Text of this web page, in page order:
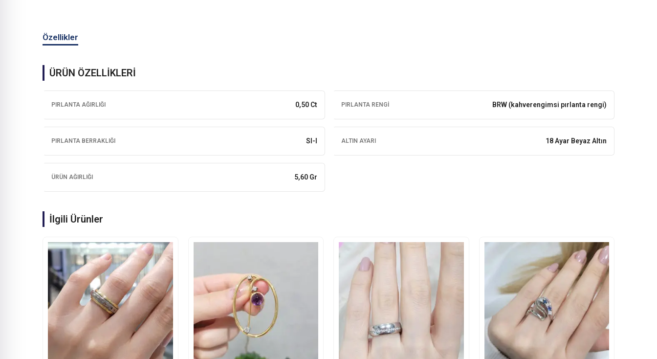
Özellikler
ÜRÜN ÖZELLİKLERİ
PIRLANTA AĞIRLIĞI 0,50 Ct PIRLANTA RENGI BRW (kahverengimsi pırlanta rengi)
PIRLANTA BERRAKLIĞI SI-I ALTIN AYARI 18 Ayar Beyaz Altın
ÜRÜN AĞIRLIĞI 5,60 Gr
İlgili Ürünler